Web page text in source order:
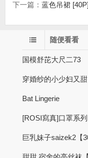
下一篇： 蓝色吊裙 [40P]
随便看看
国模舒芘大尺二73
穿婚纱的小少妇又
Bat Lingerie
[ROSI寫真]口罩系
巨乳妹子saizek2【